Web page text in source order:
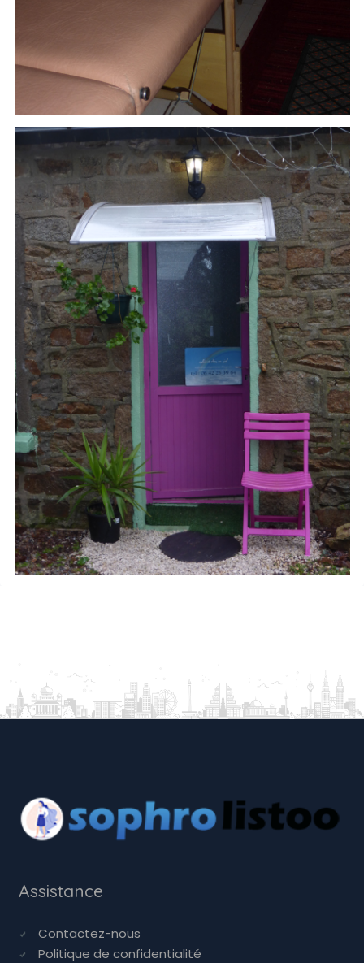
Assistance
Contactez-nous
Politique de confidentialité